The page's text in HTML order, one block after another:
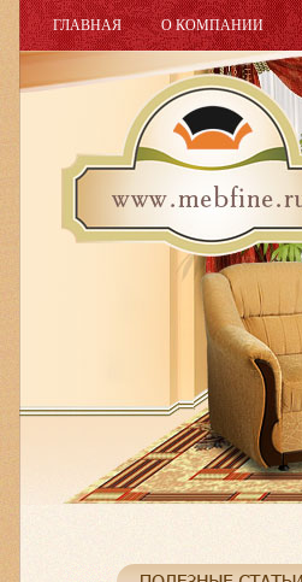
ГЛАВНАЯ О КОМПАНИИ